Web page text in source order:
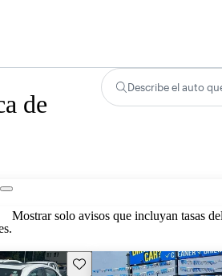
de
Describe el auto
Mostrar solo avisos que incluyan tasas
Guarda este Aviso